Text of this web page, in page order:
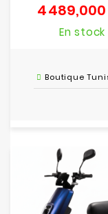
4 489,000
En stock
Boutique